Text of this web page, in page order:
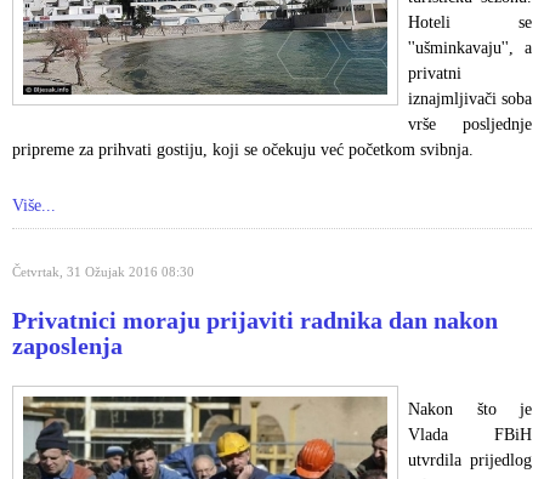
Hoteli se
''ušminkavaju'', a
privatni
iznajmljivači soba
vrše posljednje
pripreme za prihvati gostiju, koji se očekuju već početkom svibnja.
Više...
Četvrtak, 31 Ožujak 2016 08:30
Privatnici moraju prijaviti radnika dan nakon
zaposlenja
Nakon što je
Vlada FBiH
utvrdila prijedlog